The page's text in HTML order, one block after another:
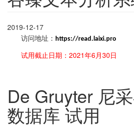
2019-12-17
访问地址： https://read.laixi.pro
试用截止日期：2021年6月30日
De Gruyter 尼
数据库 试用